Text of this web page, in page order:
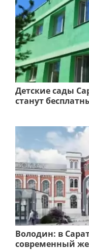
Детские сады
станут
Володин: в
современный